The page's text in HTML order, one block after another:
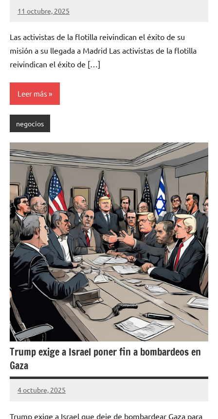
11 octubre, 2025
asociacionnaturalia31
Las activistas de la flotilla reivindican el éxito de su
misión a su llegada a Madrid Las activistas de la flotilla
reivindican el éxito de […]
Leer más
negocios
Trump exige a Israel poner fin a bombardeos en
Gaza
4 octubre, 2025
asociacionnaturalia31
Trump exige a Israel que deje de bombardear Gaza para